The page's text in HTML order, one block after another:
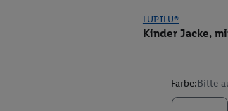
LUPILU®
Kinder Jacke,
Farbe:Bitte